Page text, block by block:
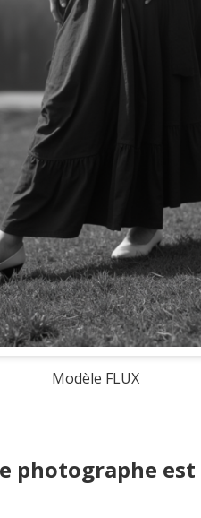
Modèle FLUX
photographe